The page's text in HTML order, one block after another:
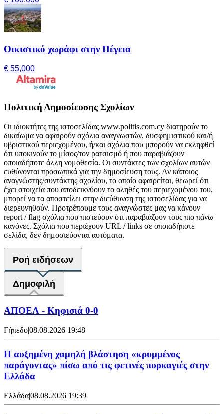
Οικιστικό χωράφι στην Πέγεια
€ 55,000
Πολιτική Δημοσίευσης Σχολίων
Οι ιδιοκτήτες της ιστοσελίδας www.politis.com.cy διατηρούν το
δικαίωμα να αφαιρούν σχόλια αναγνωστών, δυσφημιστικού και/ή
υβριστικού περιεχομένου, ή/και σχόλια που μπορούν να εκληφθεί
ότι υποκινούν το μίσος/τον ρατσισμό ή που παραβιάζουν
οποιαδήποτε άλλη νομοθεσία. Οι συντάκτες των σχολίων αυτών
ευθύνονται προσωπικά για την δημοσίευση τους. Αν κάποιος
αναγνώστης/συντάκτης σχολίου, το οποίο αφαιρείται, θεωρεί ότι
έχει στοιχεία που αποδεικνύουν το αληθές του περιεχομένου του,
μπορεί να τα αποστείλει στην διεύθυνση της ιστοσελίδας για να
διερευνηθούν. Προτρέπουμε τους αναγνώστες μας να κάνουν
report / flag σχόλια που πιστεύουν ότι παραβιάζουν τους πιο πάνω
κανόνες. Σχόλια που περιέχουν URL / links σε οποιαδήποτε
σελίδα, δεν δημοσιεύονται αυτόματα.
Ροή ειδήσεων
Δημοφιλή
ΑΠΟΕΛ - Κηφισιά 0-0
Γήπεδο|08.08.2026 19:48
Η αυξημένη χαμηλή βλάστηση «κρυμμένος
παράγοντας» πίσω από τις φετινές πυρκαγιές στην
Ελλάδα
Ελλάδα|08.08.2026 19:39